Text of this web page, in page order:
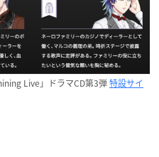
Live」ドラマCD第3弾特設サイ